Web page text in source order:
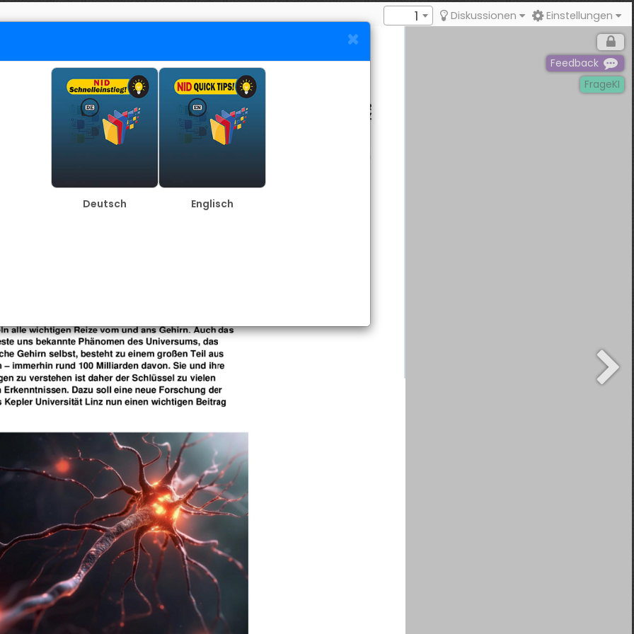
+
Objekt hinzufügen
1 Diskussionen Einstellungen
Feedback
FrageKI